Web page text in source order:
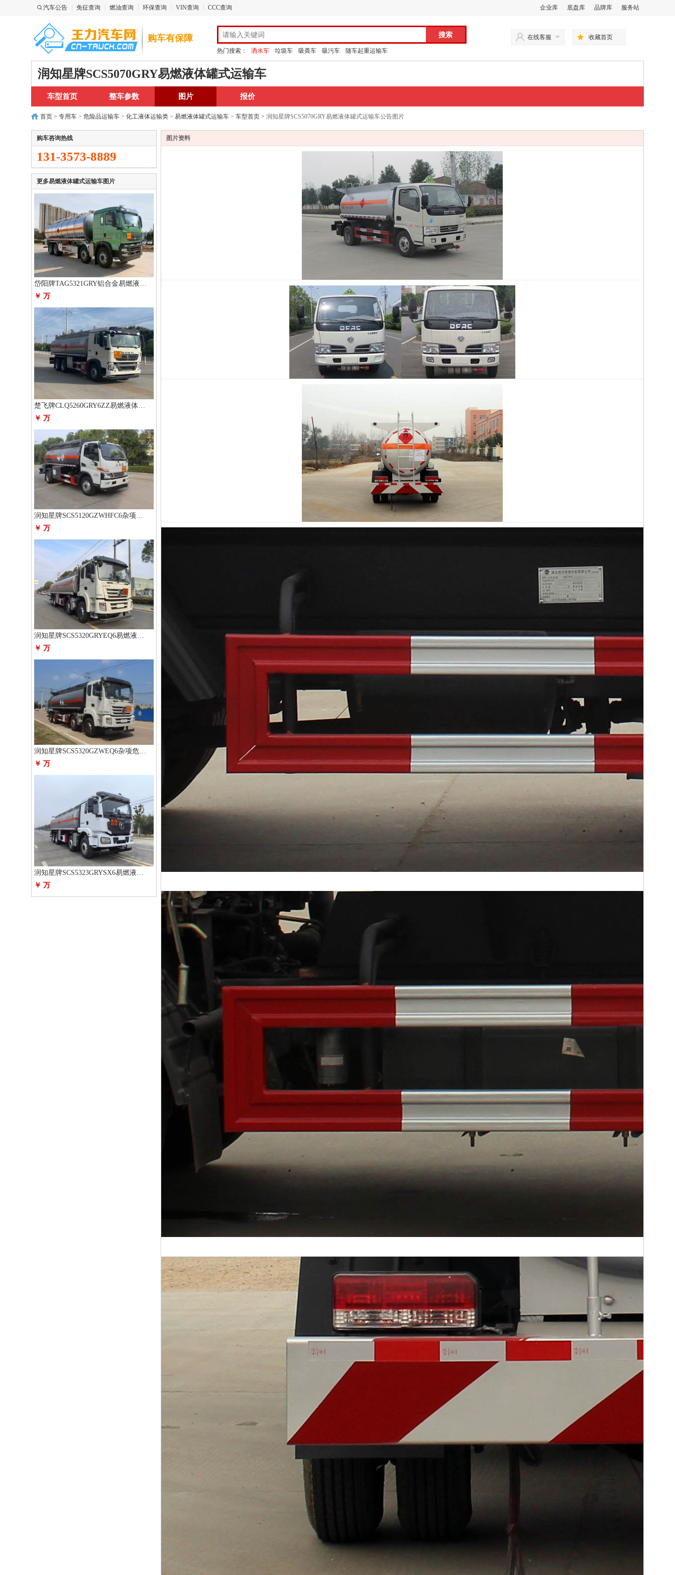
汽车公告 免征查询 燃油查询 环保查询 VIN查询 CCC查询 企业库 底盘库 品牌库 服务站
购车有保障
热门搜索： 洒水车 垃圾车 吸粪车 吸污车 随车起重运输车
在线客服 收藏首页
润知星牌SCS5070GRY易燃液体罐式运输车
车型首页 整车参数 图片 报价
首页 > 专用车 > 危险品运输车 > 化工液体运输类 > 易燃液体罐式运输车 > 车型首页 > 润知星牌SCS5070GRY易燃液体罐式运输车公告图片
购车咨询热线
131-3573-8889
更多易燃液体罐式运输车图片
岱阳牌TAG5321GRY铝合金易燃液体罐式运输车
￥ 万
楚飞牌CLQ5260GRY6ZZ易燃液体罐式运输车
￥ 万
润知星牌SCS5120GZWHFC6杂项危险物品罐式运输车
￥ 万
￥ 万
润知星牌SCS5320GZWEQ6杂项危险物品罐式运输车
￥ 万
￥ 万
图片资料